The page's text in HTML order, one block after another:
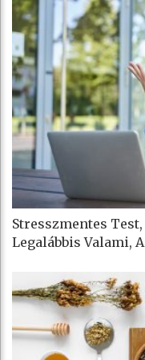
Stresszmentes
Legalábbis Valami,